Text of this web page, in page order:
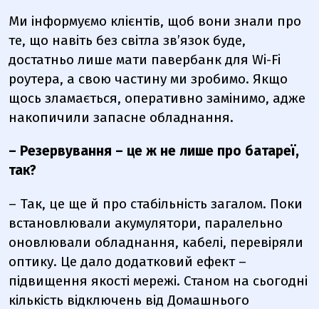
Ми інформуємо клієнтів, щоб вони знали про
те, що навіть без світла зв’язок буде,
достатньо лише мати павербанк для Wi-Fi
роутера, а свою частину ми зробимо. Якщо
щось зламається, оперативно замінимо, адже
накопичили запасне обладнання.
– Резервування – це ж не лише про батареї,
так?
– Так, це ще й про стабільність загалом. Поки
встановлювали акумулятори, паралельно
оновлювали обладнання, кабелі, перевіряли
оптику. Це дало додатковий ефект –
підвищення якості мережі. Станом на сьогодні
кількість відключень від Домашнього